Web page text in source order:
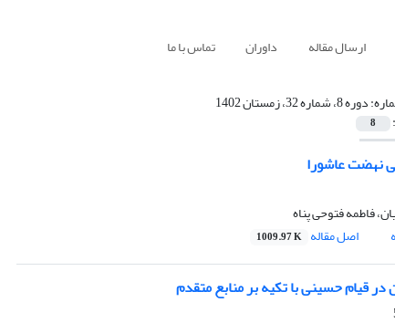
ارسال مقاله داوران تماس با ما
دوره 8، شماره 32، زمستان 1402
8
نهضت عاشورا
فاطمه فتوحی پناه
اصل مقاله 1009.97 K
در قیام حسینی با تکیه بر منابع متقدم